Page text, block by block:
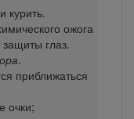
курить.
ожога
глаз.
.
приближаться
очки;